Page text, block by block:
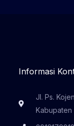
Informasi
Jl. Ps.
Kabupaten